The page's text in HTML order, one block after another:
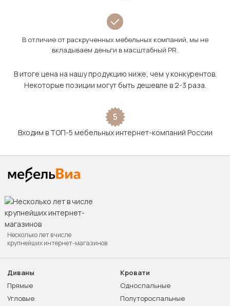
В отличие от раскрученных мебельных компаний, мы не
вкладываем деньги в масштабный PR.
В итоге цена на нашу продукцию ниже, чем у конкурентов.
Некоторые позиции могут быть дешевле в 2-3 раза.
5
Входим в ТОП-5 мебельных интернет-компаний России
Несколько лет в числе
крупнейших интернет-магазинов
Диваны
Прямые
Угловые
Кровати
Односпальные
Полутороспальные